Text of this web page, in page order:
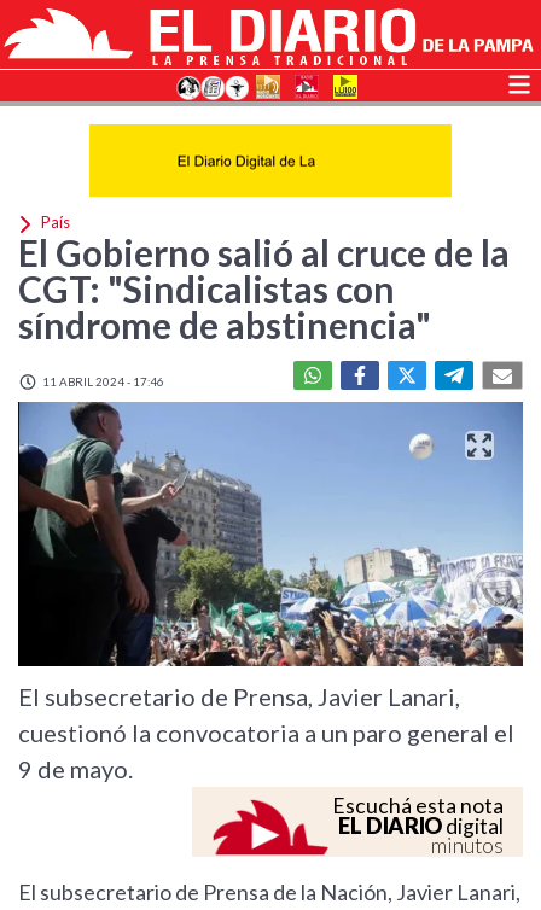
País
El Gobierno salió al cruce de la
CGT: "Sindicalistas con
síndrome de abstinencia"
11 ABRIL 2024 - 17:46
El subsecretario de Prensa, Javier Lanari,
cuestionó la convocatoria a un paro general el
9 de mayo.
Escuchá esta nota
EL DIARIOdigital
minutos
El subsecretario de Prensa de la Nación, Javier Lanari,